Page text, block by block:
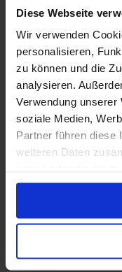
Diese Webseite
Wir verwenden
personalisieren,
zu können und die
analysieren.
Verwendung
soziale Medien,
Partner führen diese
weiteren Daten
gesammelt haben.
Norwegian Cruise
Kabinen und Deckplan